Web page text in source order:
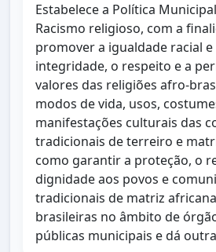
Estabelece a Política
Racismo religioso, com a
promover a igualdade racial
integridade, o respeito e a
valores das religiões afro-
modos de vida, usos,
manifestações culturais das
tradicionais de terreiro e
como garantir a proteção, o
dignidade aos povos e
tradicionais de matriz
brasileiras no âmbito de
públicas municipais e dá